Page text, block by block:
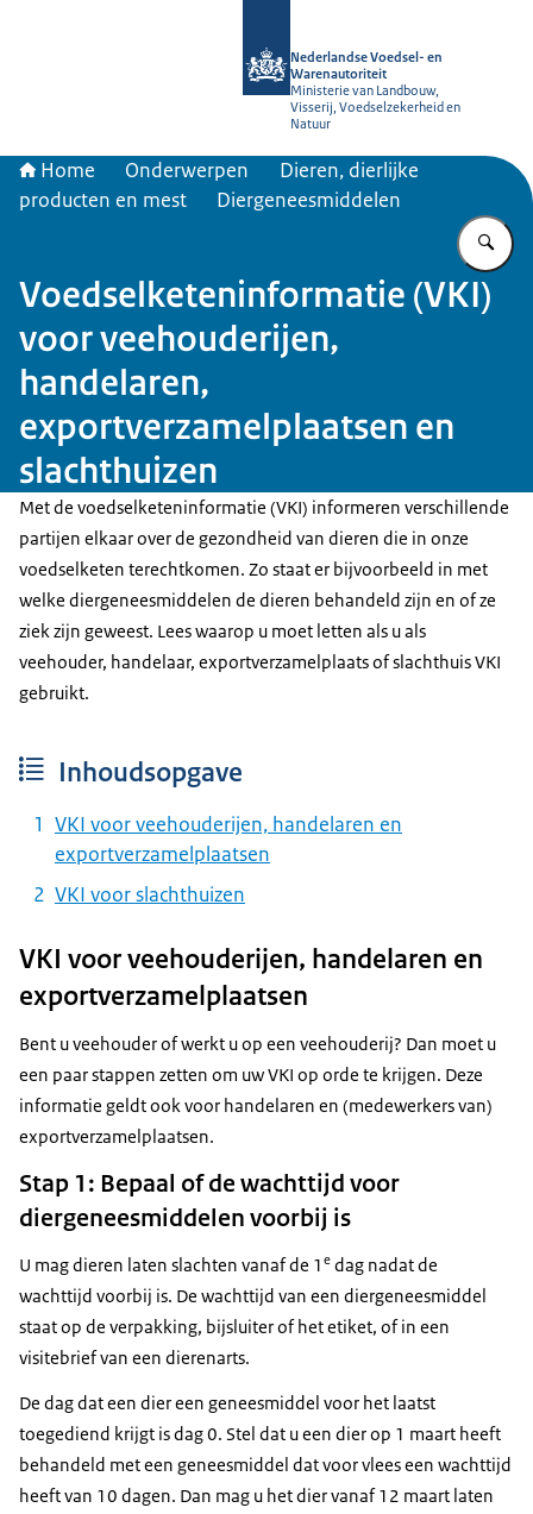
Nederlandse Voedsel- en
Warenautoriteit
Ministerie van Landbouw,
Visserij, Voedselzekerheid en
Natuur
Home Onderwerpen
Dieren, dierlijke
producten en mest
Diergeneesmiddelen
Voedselketeninformatie (VKI)
voor veehouderijen,
handelaren,
exportverzamelplaatsen en
slachthuizen
Met de voedselketeninformatie (VKI) informeren verschillende
partijen elkaar over de gezondheid van dieren die in onze
voedselketen terechtkomen. Zo staat er bijvoorbeeld in met
welke diergeneesmiddelen de dieren behandeld zijn en of ze
ziek zijn geweest. Lees waarop u moet letten als u als
veehouder, handelaar, exportverzamelplaats of slachthuis VKI
gebruikt.
Inhoudsopgave
VKI voor veehouderijen, handelaren en
exportverzamelplaatsen
VKI voor slachthuizen
VKI voor veehouderijen, handelaren en
exportverzamelplaatsen
Bent u veehouder of werkt u op een veehouderij? Dan moet u
een paar stappen zetten om uw VKI op orde te krijgen. Deze
informatie geldt ook voor handelaren en (medewerkers van)
exportverzamelplaatsen.
Stap 1: Bepaal of de wachttijd voor
diergeneesmiddelen voorbij is
U mag dieren laten slachten vanaf de 1 e dag nadat de
wachttijd voorbij is. De wachttijd van een diergeneesmiddel
staat op de verpakking, bijsluiter of het etiket, of in een
visitebrief van een dierenarts.
De dag dat een dier een geneesmiddel voor het laatst
toegediend krijgt is dag 0. Stel dat u een dier op 1 maart heeft
behandeld met een geneesmiddel dat voor vlees een wachttijd
heeft van 10 dagen. Dan mag u het dier vanaf 12 maart laten